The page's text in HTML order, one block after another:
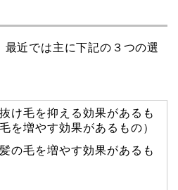
近では主に下記の３つの選
け毛を抑える効果があるも
を増やす効果があるもの）
の毛を増やす効果があるも